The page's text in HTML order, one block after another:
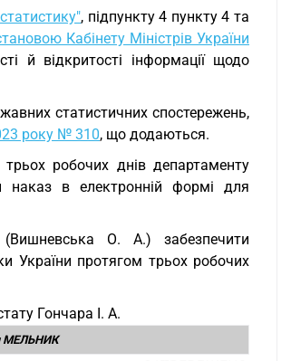
, підпункту 4 пункту 4 та
Кабінету Міністрів України
й відкритості інформації щодо
статистичних спостережень,
року № 310, що додаються.
робочих днів департаменту
наказ в електронній формі для
(Вишневська О. А.) забезпечити
України протягом трьох робочих
Гончара І. А.
МЕЛЬНИК